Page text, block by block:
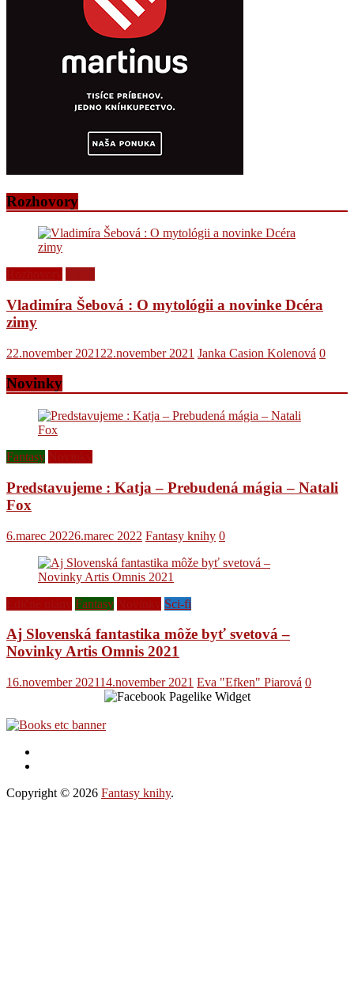
Rozhovory
Vladimíra Šebová : O mytológii a novinke Dcéra
zimy
22.november 2021 22.november 2021 Janka Casion Kolenová 0
Novinky
Fantasy
Predstavujeme : Katja – Prebudená mágia – Natali
Fox
6.marec 20226.marec 2022 Fantasy knihy 0
Fantasy Sci-fi
Aj Slovenská fantastika môže byť svetová –
Novinky Artis Omnis 2021
16.november 202114.november 2021 Eva "Efken" Piarová 0
Copyright © 2026 Fantasy knihy.